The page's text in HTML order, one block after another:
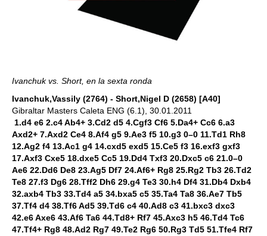
Ivanchuk vs. Short, en la sexta ronda
Ivanchuk,Vassily (2764) - Short,Nigel D (2658) [A40]
Gibraltar Masters Caleta ENG (6.1), 30.01.2011
1.d4 e6 2.c4 Ab4+ 3.Cd2 d5 4.Cgf3 Cf6 5.Da4+ Cc6 6.a3
Axd2+ 7.Axd2 Ce4 8.Af4 g5 9.Ae3 f5 10.g3 0–0 11.Td1 Rh8
12.Ag2 f4 13.Ac1 g4 14.cxd5 exd5 15.Ce5 f3 16.exf3 gxf3
17.Axf3 Cxe5 18.dxe5 Cc5 19.Dd4 Txf3 20.Dxc5 c6 21.0–0
Ae6 22.Dd6 De8 23.Ag5 Df7 24.Af6+ Rg8 25.Rg2 Tb3 26.Td2
Te8 27.f3 Dg6 28.Tff2 Dh6 29.g4 Te3 30.h4 Df4 31.Db4 Dxb4
32.axb4 Tb3 33.Td4 a5 34.bxa5 c5 35.Ta4 Ta8 36.Ae7 Tb5
37.Tf4 d4 38.Tf6 Ad5 39.Td6 c4 40.Ad8 c3 41.bxc3 dxc3
42.e6 Axe6 43.Af6 Ta6 44.Td8+ Rf7 45.Axc3 h5 46.Td4 Tc6
47.Tf4+ Rg8 48.Ad2 Rg7 49.Te2 Rg6 50.Rg3 Td5 51.Tfe4 Rf7